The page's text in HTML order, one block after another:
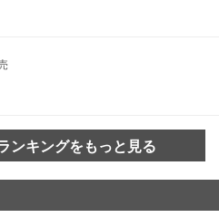
ンキングをもっと見る